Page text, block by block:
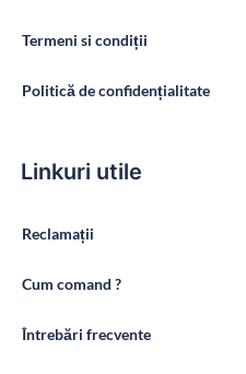
Termeni si condiții
Politică de confidențialitate
Linkuri utile
Reclamații
Cum comand ?
Întrebări frecvente